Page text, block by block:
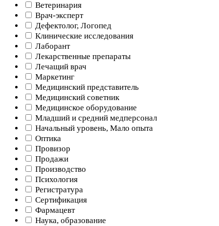
Ветеринария
Врач-эксперт
Дефектолог, Логопед
Клинические исследования
Лаборант
Лекарственные препараты
Лечащий врач
Маркетинг
Медицинский представитель
Медицинский советник
Медицинское оборудование
Младший и средний медперсонал
Начальный уровень, Мало опыта
Оптика
Провизор
Продажи
Производство
Психология
Регистратура
Сертификация
Фармацевт
Наука, образование